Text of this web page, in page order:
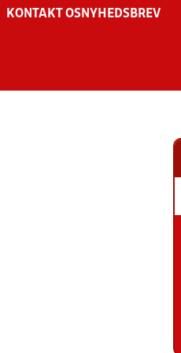
KONTAKT OS NYHEDSBREV